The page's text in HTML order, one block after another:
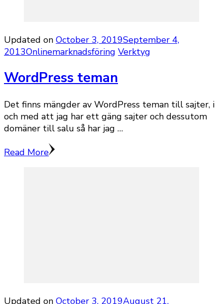
Updated on October 3, 2019September 4,
2013Onlinemarknadsföring Verktyg
WordPress teman
Det finns mängder av WordPress teman till sajter, i
och med att jag har ett gäng sajter och dessutom
domäner till salu så har jag …
Read More
Updated on October 3, 2019August 21,